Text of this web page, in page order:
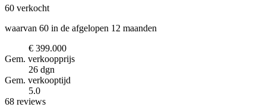
60 verkocht
waarvan 60 in de afgelopen 12 maanden
€ 399.000
Gem. verkoopprijs
26 dgn
Gem. verkooptijd
5.0
68 reviews